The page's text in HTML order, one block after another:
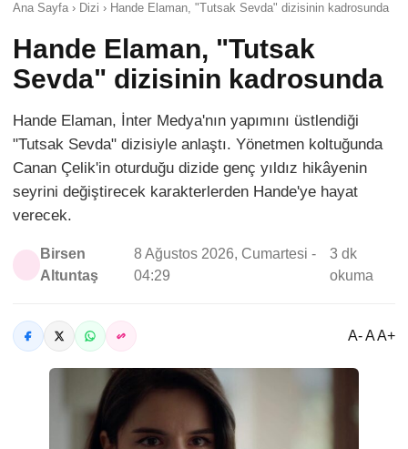
Ana Sayfa › Dizi › Hande Elaman, "Tutsak Sevda" dizisinin kadrosunda
Hande Elaman, "Tutsak
Sevda" dizisinin kadrosunda
Hande Elaman, İnter Medya'nın yapımını üstlendiği
"Tutsak Sevda" dizisiyle anlaştı. Yönetmen koltuğunda
Canan Çelik'in oturduğu dizide genç yıldız hikâyenin
seyrini değiştirecek karakterlerden Hande'ye hayat
verecek.
Birsen
Altuntaş
8 Ağustos 2026, Cumartesi -
04:29
3 dk
okuma
A- A A+